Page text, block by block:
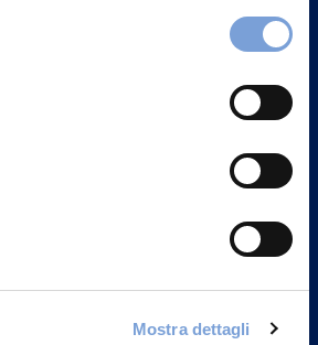
del sito nella sezione "Informativa
Mostra dettagli